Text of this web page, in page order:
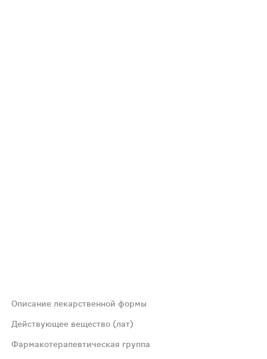
разрезе таблетки видны два слоя - ядро почти
Описание лекарственной формы
Действующее вещество (лат)
Фармакотерапевтическая группа